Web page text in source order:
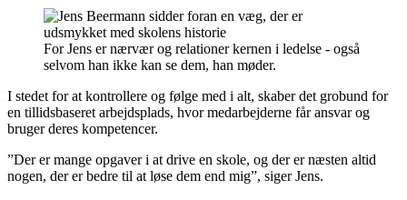
For Jens er nærvær og relationer kernen i ledelse - også
selvom han ikke kan se dem, han møder.
I stedet for at kontrollere og følge med i alt, skaber det grobund for
en tillidsbaseret arbejdsplads, hvor medarbejderne får ansvar og
bruger deres kompetencer.
”Der er mange opgaver i at drive en skole, og der er næsten altid
nogen, der er bedre til at løse dem end mig”, siger Jens.